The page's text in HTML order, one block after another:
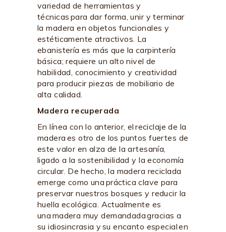
variedad de herramientas y
técnicas para dar forma, unir y terminar
la madera en objetos funcionales y
estéticamente atractivos. La
ebanistería es más que la carpintería
básica; requiere un alto nivel de
habilidad, conocimiento y creatividad
para producir piezas de mobiliario de
alta calidad.
Madera recuperada
En línea con lo anterior, el reciclaje de la
madera es otro de los puntos fuertes de
este valor en alza de la artesanía,
ligado a la sostenibilidad y la economía
circular. De hecho, la madera reciclada
emerge como una práctica clave para
preservar nuestros bosques y reducir la
huella ecológica. Actualmente es
una madera muy demandada gracias a
su idiosincrasia y su encanto especial en